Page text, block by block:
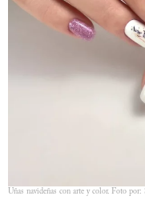
Uñas navideñas con arte y color. Foto por: